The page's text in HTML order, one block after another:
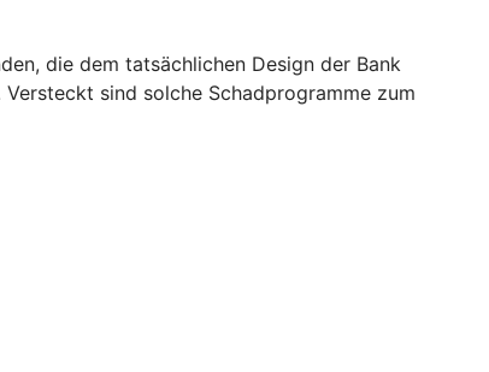
die dem tatsächlichen Design der Bank
sind solche Schadprogramme zum